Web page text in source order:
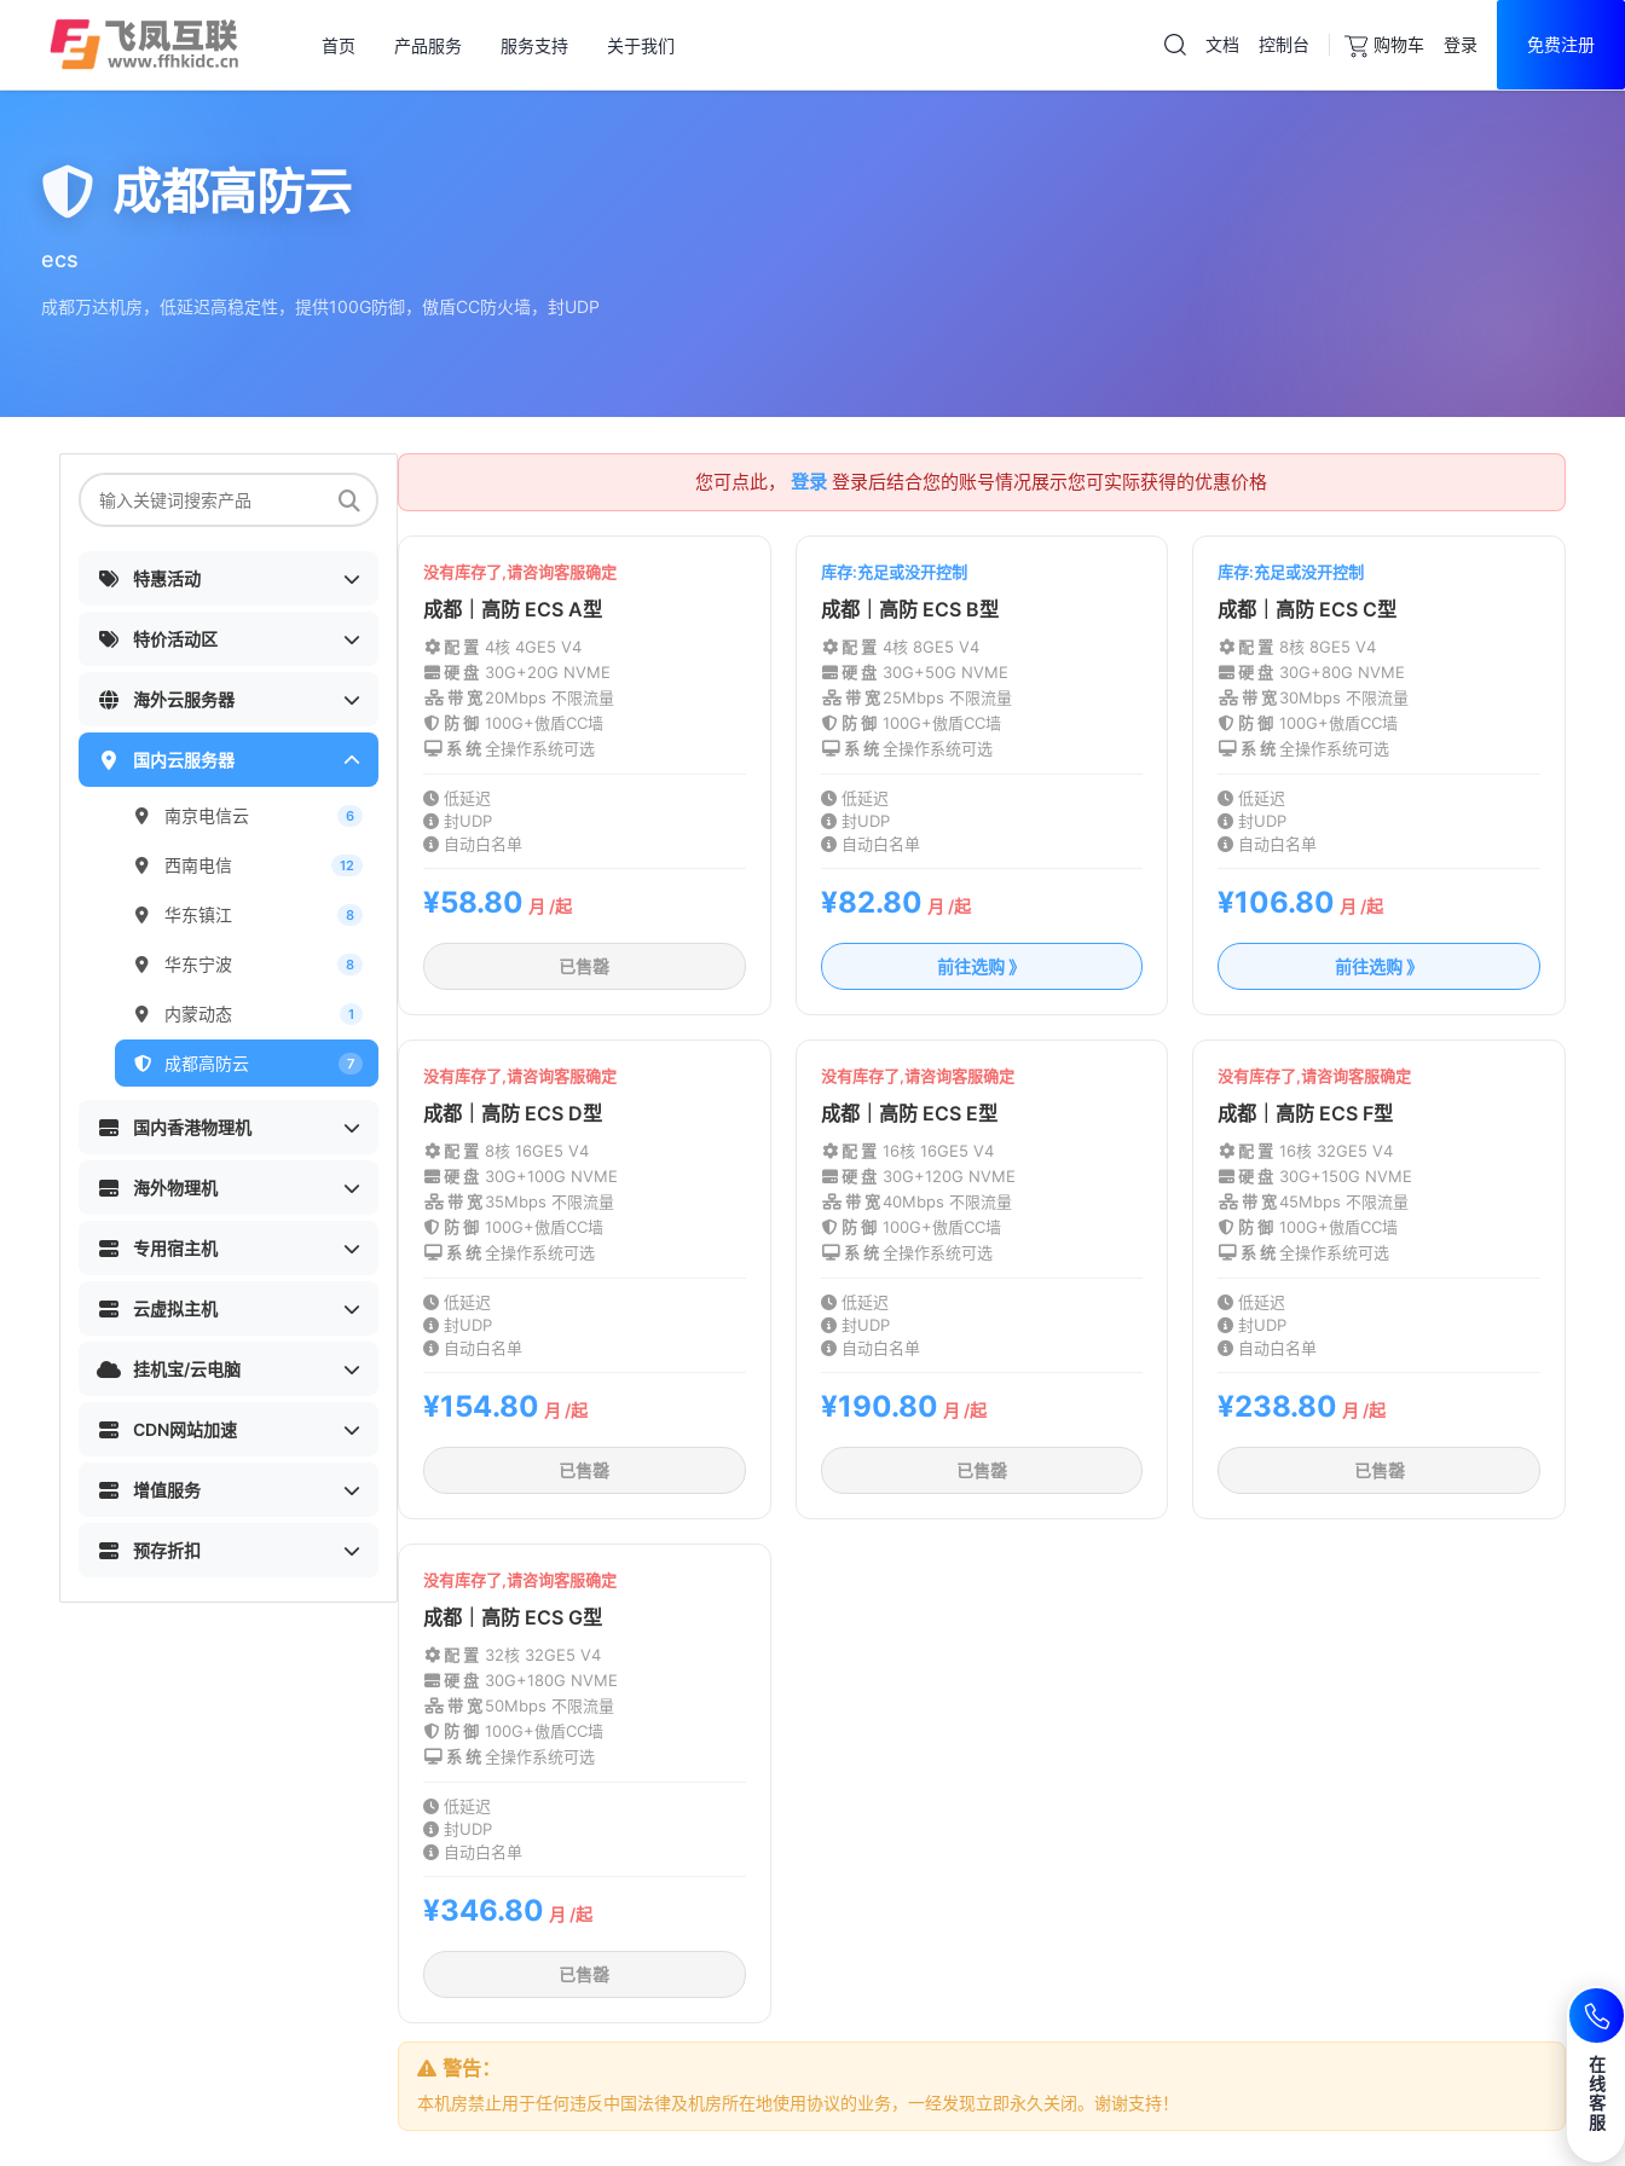
首页 产品服务 服务支持 关于我们 文档 控制台 购物车 登录 免费注册
成都高防云
ecs
成都万达机房，低延迟高稳定性，提供100G防御，傲盾CC防火墙，封UDP
特惠活动
特价活动区
海外云服务器
国内云服务器
南京电信云 6
西南电信 12
华东镇江 8
华东宁波 8
内蒙动态 1
成都高防云 7
国内香港物理机
海外物理机
专用宿主机
云虚拟主机
挂机宝/云电脑
CDN网站加速
增值服务
预存折扣
您可点此， 登录登录后结合您的账号情况展示您可实际获得的优惠价格
没有库存了,请咨询客服确定
成都｜高防 ECS A型
配 置 4核 4GE5 V4
硬 盘 30G+20G NVME
带 宽 20Mbps 不限流量
防 御 100G+傲盾CC墙
系 统 全操作系统可选
低延迟
封UDP
自动白名单
¥58.80 月 /起
已售罄
库存:充足或没开控制
成都｜高防 ECS B型
配 置 4核 8GE5 V4
硬 盘 30G+50G NVME
带 宽 25Mbps 不限流量
防 御 100G+傲盾CC墙
系 统 全操作系统可选
低延迟
封UDP
自动白名单
¥82.80 月 /起
前往选购 》
库存:充足或没开控制
成都｜高防 ECS C型
配 置 8核 8GE5 V4
硬 盘 30G+80G NVME
带 宽30Mbps 不限流量
防 御 100G+傲盾CC墙
系 统 全操作系统可选
低延迟
封UDP
自动白名单
¥106.80 月 /起
前往选购 》
没有库存了,请咨询客服确定
成都｜高防 ECS D型
配 置 8核 16GE5 V4
硬 盘 30G+100G NVME
带 宽 35Mbps 不限流量
防 御 100G+傲盾CC墙
系 统 全操作系统可选
低延迟
封UDP
自动白名单
¥154.80 月 /起
已售罄
没有库存了,请咨询客服确定
成都｜高防 ECS E型
配 置 16核 16GE5 V4
硬 盘 30G+120G NVME
带 宽40Mbps 不限流量
防 御 100G+傲盾CC墙
系 统 全操作系统可选
低延迟
封UDP
自动白名单
¥190.80 月 /起
已售罄
没有库存了,请咨询客服确定
成都｜高防 ECS F型
配 置 16核 32GE5 V4
硬 盘 30G+150G NVME
带 宽45Mbps 不限流量
防 御 100G+傲盾CC墙
系 统 全操作系统可选
低延迟
封UDP
自动白名单
¥238.80 月 /起
已售罄
没有库存了,请咨询客服确定
成都｜高防 ECS G型
配 置 32核 32GE5 V4
硬 盘 30G+180G NVME
带 宽 50Mbps 不限流量
防 御 100G+傲盾CC墙
系 统 全操作系统可选
低延迟
封UDP
自动白名单
¥346.80 月 /起
已售罄
警告：
本机房禁止用于任何违反中国法律及机房所在地使用协议的业务，一经发现立即永久关闭。谢谢支持！
在
线
客
服